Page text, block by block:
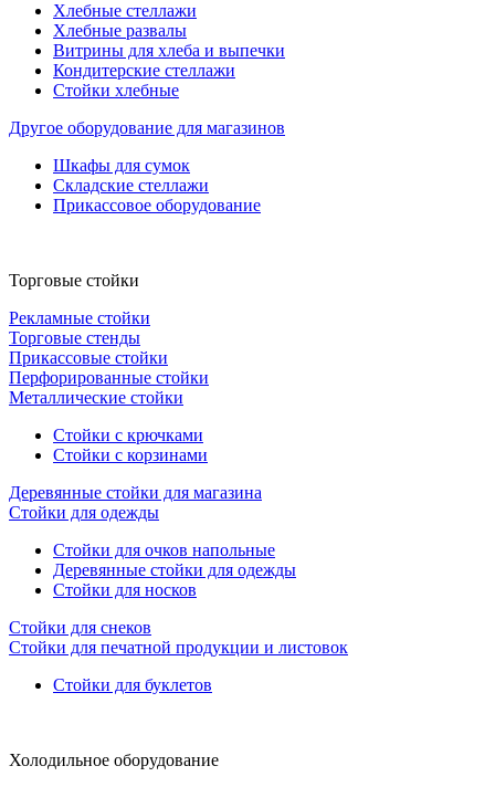
Хлебные стеллажи
Хлебные развалы
Витрины для хлеба и выпечки
Кондитерские стеллажи
Стойки хлебные
Другое оборудование для магазинов
Шкафы для сумок
Складские стеллажи
Прикассовое оборудование
Торговые стойки
Рекламные стойки
Торговые стенды
Прикассовые стойки
Перфорированные стойки
Металлические стойки
Стойки с крючками
Стойки с корзинами
Деревянные стойки для магазина
Стойки для одежды
Стойки для очков напольные
Деревянные стойки для одежды
Стойки для носков
Стойки для снеков
Стойки для печатной продукции и листовок
Стойки для буклетов
Холодильное оборудование